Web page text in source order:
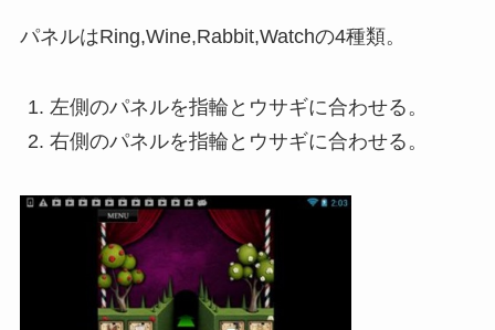
パネルはRing,Wine,Rabbit,Watchの4種類。
左側のパネルを指輪とウサギに合わせる。
右側のパネルを指輪とウサギに合わせる。